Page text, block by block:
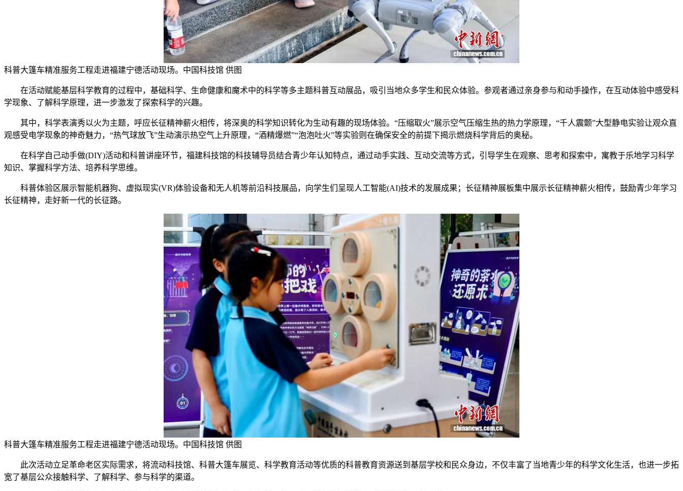
科普大篷车精准服务工程走进福建宁德活动现场。中国科技馆 供图
在活动赋能基层科学教育的过程中，基础科学、生命健康和魔术中的科学等多主题科普互动展品，吸引当地众多学生和民众体验。参观者通过亲身参与和动手操作，在互动体验中感受科
学现象、了解科学原理，进一步激发了探索科学的兴趣。
其中，科学表演秀以火为主题，呼应长征精神薪火相传，将深奥的科学知识转化为生动有趣的现场体验。“压缩取火”展示空气压缩生热的热力学原理，“千人震颤”大型静电实验让观众直
观感受电学现象的神奇魅力，“热气球放飞”生动演示热空气上升原理，“酒精爆燃”“泡泡吐火”等实验则在确保安全的前提下揭示燃烧科学背后的奥秘。
在科学自己动手做(DIY)活动和科普讲座环节，福建科技馆的科技辅导员结合青少年认知特点，通过动手实践、互动交流等方式，引导学生在观察、思考和探索中，寓教于乐地学习科学
知识、掌握科学方法、培养科学思维。
科普体验区展示智能机器狗、虚拟现实(VR)体验设备和无人机等前沿科技展品，向学生们呈现人工智能(AI)技术的发展成果；长征精神展板集中展示长征精神薪火相传，鼓励青少年学习
长征精神，走好新一代的长征路。
科普大篷车精准服务工程走进福建宁德活动现场。中国科技馆 供图
此次活动立足革命老区实际需求，将流动科技馆、科普大篷车展览、科学教育活动等优质的科普教育资源送到基层学校和民众身边，不仅丰富了当地青少年的科学文化生活，也进一步拓
宽了基层公众接触科学、了解科学、参与科学的渠道。